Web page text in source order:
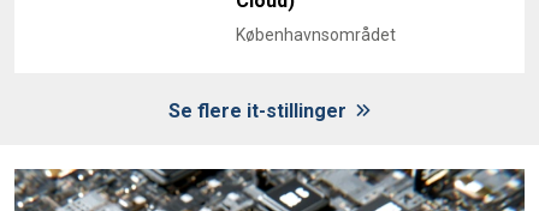
Københavnsområdet
Se flere it-stillinger